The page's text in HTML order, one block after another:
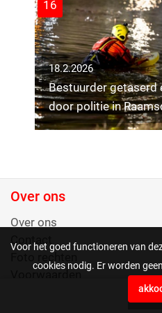
16
18.2.2026
Bestuurder getaserd
door politie in
17.2.2026
Flinke vertraging op
na ongeval met
7
17.2.2026
Persoon gewond bij
12
9.2.2026
9.2.2026
Vrachtwagen
Over ons
Over ons
Contact
Foto rechten
Voor het goed functioneren van
cookies nodig. Er worden